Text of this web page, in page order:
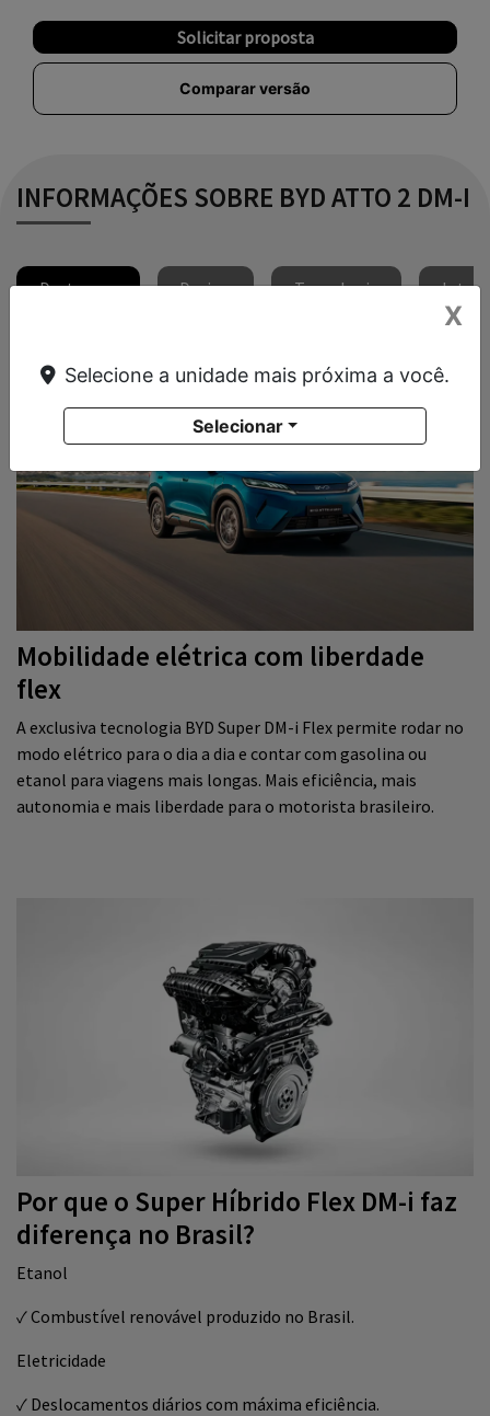
Solicitar proposta
Comparar versão
INFORMAÇÕES SOBRE BYD ATTO 2 DM-I
Destaques Design Tecnologia
Mobilidade elétrica com liberdade
flex
A exclusiva tecnologia BYD Super DM-i Flex permite rodar no
modo elétrico para o dia a dia e contar com gasolina ou
etanol para viagens mais longas. Mais eficiência, mais
autonomia e mais liberdade para o motorista brasileiro.
Por que o Super Híbrido Flex DM-i faz
diferença no Brasil?
Etanol
✓ Combustível renovável produzido no Brasil.
Eletricidade
✓ Deslocamentos diários com máxima eficiência.
X
Selecione a unidade mais próxima a você.
Selecionar